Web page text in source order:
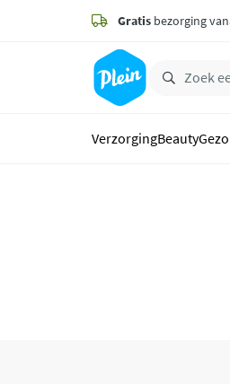
zoeken
hoofdinhoud
Gratis bezorging
VerzorgingBeauty